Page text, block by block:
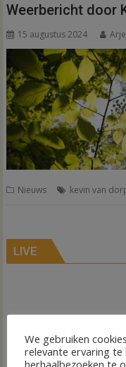
Weerbericht door
15 augustus 2024
Nieuws kevin van
LIVE
We gebruiken
relevante ervaring
herhaalbezoeken te